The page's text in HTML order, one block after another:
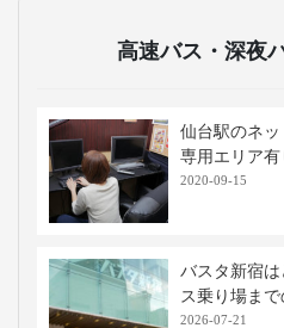
高速バス・深夜
仙台駅のネ
専用エリア
2020-09-15
バスタ新宿
ス乗り場ま
2026-07-21